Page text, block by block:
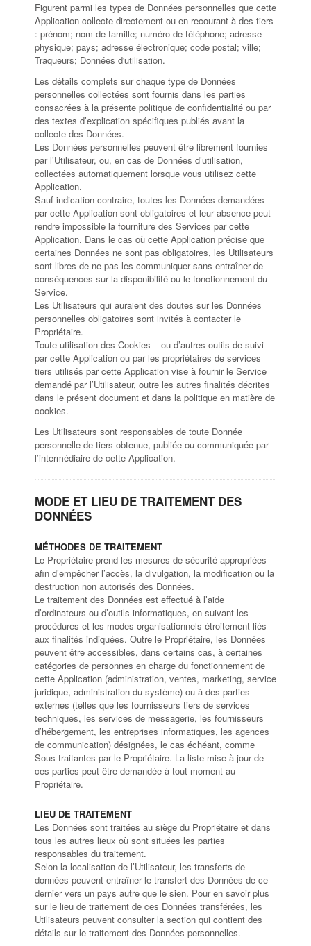
Figurent parmi les types de Données personnelles que cette
Application collecte directement ou en recourant à des tiers
: prénom; nom de famille; numéro de téléphone; adresse
physique; pays; adresse électronique; code postal; ville;
Traqueurs; Données d'utilisation.
Les détails complets sur chaque type de Données
personnelles collectées sont fournis dans les parties
consacrées à la présente politique de confidentialité ou par
des textes d’explication spécifiques publiés avant la
collecte des Données.
Les Données personnelles peuvent être librement fournies
par l’Utilisateur, ou, en cas de Données d’utilisation,
collectées automatiquement lorsque vous utilisez cette
Application.
Sauf indication contraire, toutes les Données demandées
par cette Application sont obligatoires et leur absence peut
rendre impossible la fourniture des Services par cette
Application. Dans le cas où cette Application précise que
certaines Données ne sont pas obligatoires, les Utilisateurs
sont libres de ne pas les communiquer sans entraîner de
conséquences sur la disponibilité ou le fonctionnement du
Service.
Les Utilisateurs qui auraient des doutes sur les Données
personnelles obligatoires sont invités à contacter le
Propriétaire.
Toute utilisation des Cookies – ou d’autres outils de suivi –
par cette Application ou par les propriétaires de services
tiers utilisés par cette Application vise à fournir le Service
demandé par l’Utilisateur, outre les autres finalités décrites
dans le présent document et dans la politique en matière de
cookies.
Les Utilisateurs sont responsables de toute Donnée
personnelle de tiers obtenue, publiée ou communiquée par
l’intermédiaire de cette Application.
MODE ET LIEU DE TRAITEMENT DES
DONNÉES
MÉTHODES DE TRAITEMENT
Le Propriétaire prend les mesures de sécurité appropriées
afin d’empêcher l’accès, la divulgation, la modification ou la
destruction non autorisés des Données.
Le traitement des Données est effectué à l’aide
d’ordinateurs ou d’outils informatiques, en suivant les
procédures et les modes organisationnels étroitement liés
aux finalités indiquées. Outre le Propriétaire, les Données
peuvent être accessibles, dans certains cas, à certaines
catégories de personnes en charge du fonctionnement de
cette Application (administration, ventes, marketing, service
juridique, administration du système) ou à des parties
externes (telles que les fournisseurs tiers de services
techniques, les services de messagerie, les fournisseurs
d’hébergement, les entreprises informatiques, les agences
de communication) désignées, le cas échéant, comme
Sous-traitantes par le Propriétaire. La liste mise à jour de
ces parties peut être demandée à tout moment au
Propriétaire.
LIEU DE TRAITEMENT
Les Données sont traitées au siège du Propriétaire et dans
tous les autres lieux où sont situées les parties
responsables du traitement.
Selon la localisation de l’Utilisateur, les transferts de
données peuvent entraîner le transfert des Données de ce
dernier vers un pays autre que le sien. Pour en savoir plus
sur le lieu de traitement de ces Données transférées, les
Utilisateurs peuvent consulter la section qui contient des
détails sur le traitement des Données personnelles.